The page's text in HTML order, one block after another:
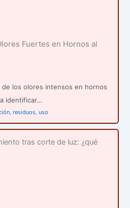
Fuertes en Hornos al
de los olores intensos en hornos
identificar…
,residuos ,uso